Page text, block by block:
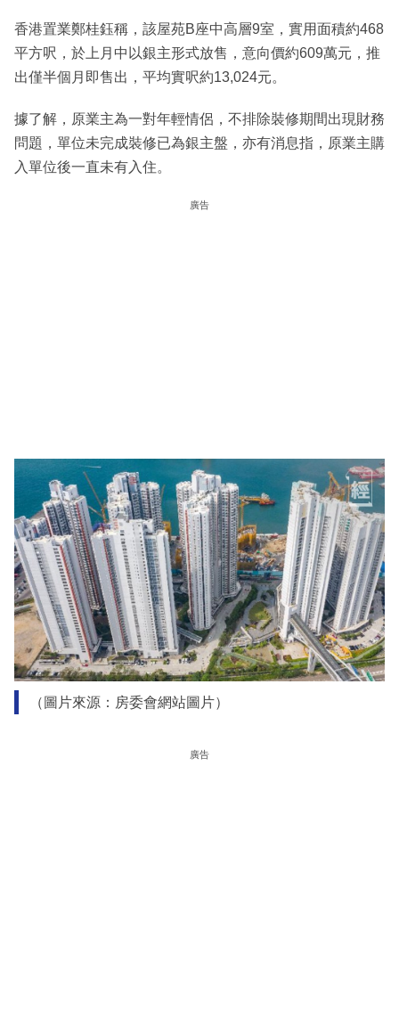
香港置業鄭桂鈺稱，該屋苑B座中高層9室，實用面積約468
平方呎，於上月中以銀主形式放售，意向價約609萬元，推
出僅半個月即售出，平均實呎約13,024元。
據了解，原業主為一對年輕情侶，不排除裝修期間出現財務
問題，單位未完成裝修已為銀主盤，亦有消息指，原業主購
入單位後一直未有入住。
廣告
（圖片來源：房委會網站圖片）
廣告